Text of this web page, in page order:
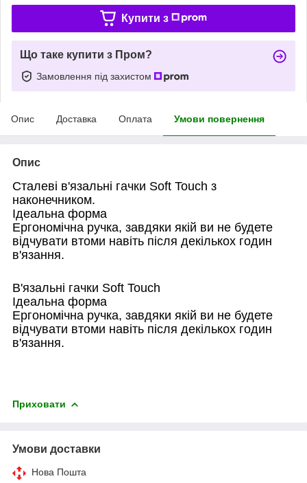
Купити з
Що таке купити з Пром?
Замовлення під захистом
Опис Доставка Оплата Умови повернення
Опис
Сталеві в'язальні гачки Soft Touch з
наконечником.
Ідеальна форма
Ергономічна ручка, завдяки якій ви не будете
відчувати втоми навіть після декількох годин
в'язання.
В'язальні гачки Soft Touch
Ідеальна форма
Ергономічна ручка, завдяки якій ви не будете
відчувати втоми навіть після декількох годин
в'язання.
Приховати
Умови доставки
Нова Пошта